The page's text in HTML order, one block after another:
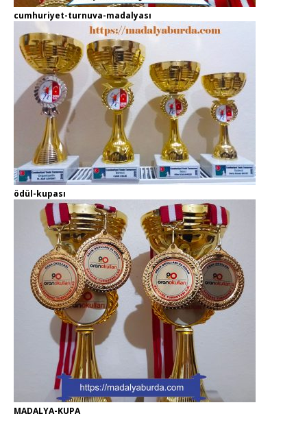
cumhuriyet-turnuva-madalyası
ödül-kupası
MADALYA-KUPA